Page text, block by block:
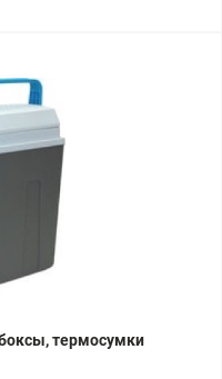
термосумки